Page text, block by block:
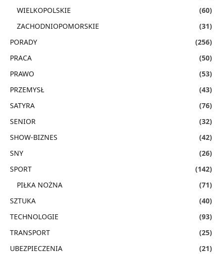
WIELKOPOLSKIE
(60)
ZACHODNIOPOMORSKIE
(31)
PORADY
(256)
PRACA
(50)
PRAWO
(53)
PRZEMYSŁ
(43)
SATYRA
(76)
SENIOR
(32)
SHOW-BIZNES
(42)
SNY
(26)
SPORT
(142)
PIŁKA NOŻNA
(71)
SZTUKA
(40)
TECHNOLOGIE
(93)
TRANSPORT
(25)
UBEZPIECZENIA
(21)